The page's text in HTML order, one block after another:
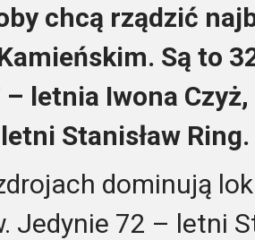
chcą rządzić
Są to
– letnia Iwona
Stanisław Ring.
dominują
Jedynie 72 – letni